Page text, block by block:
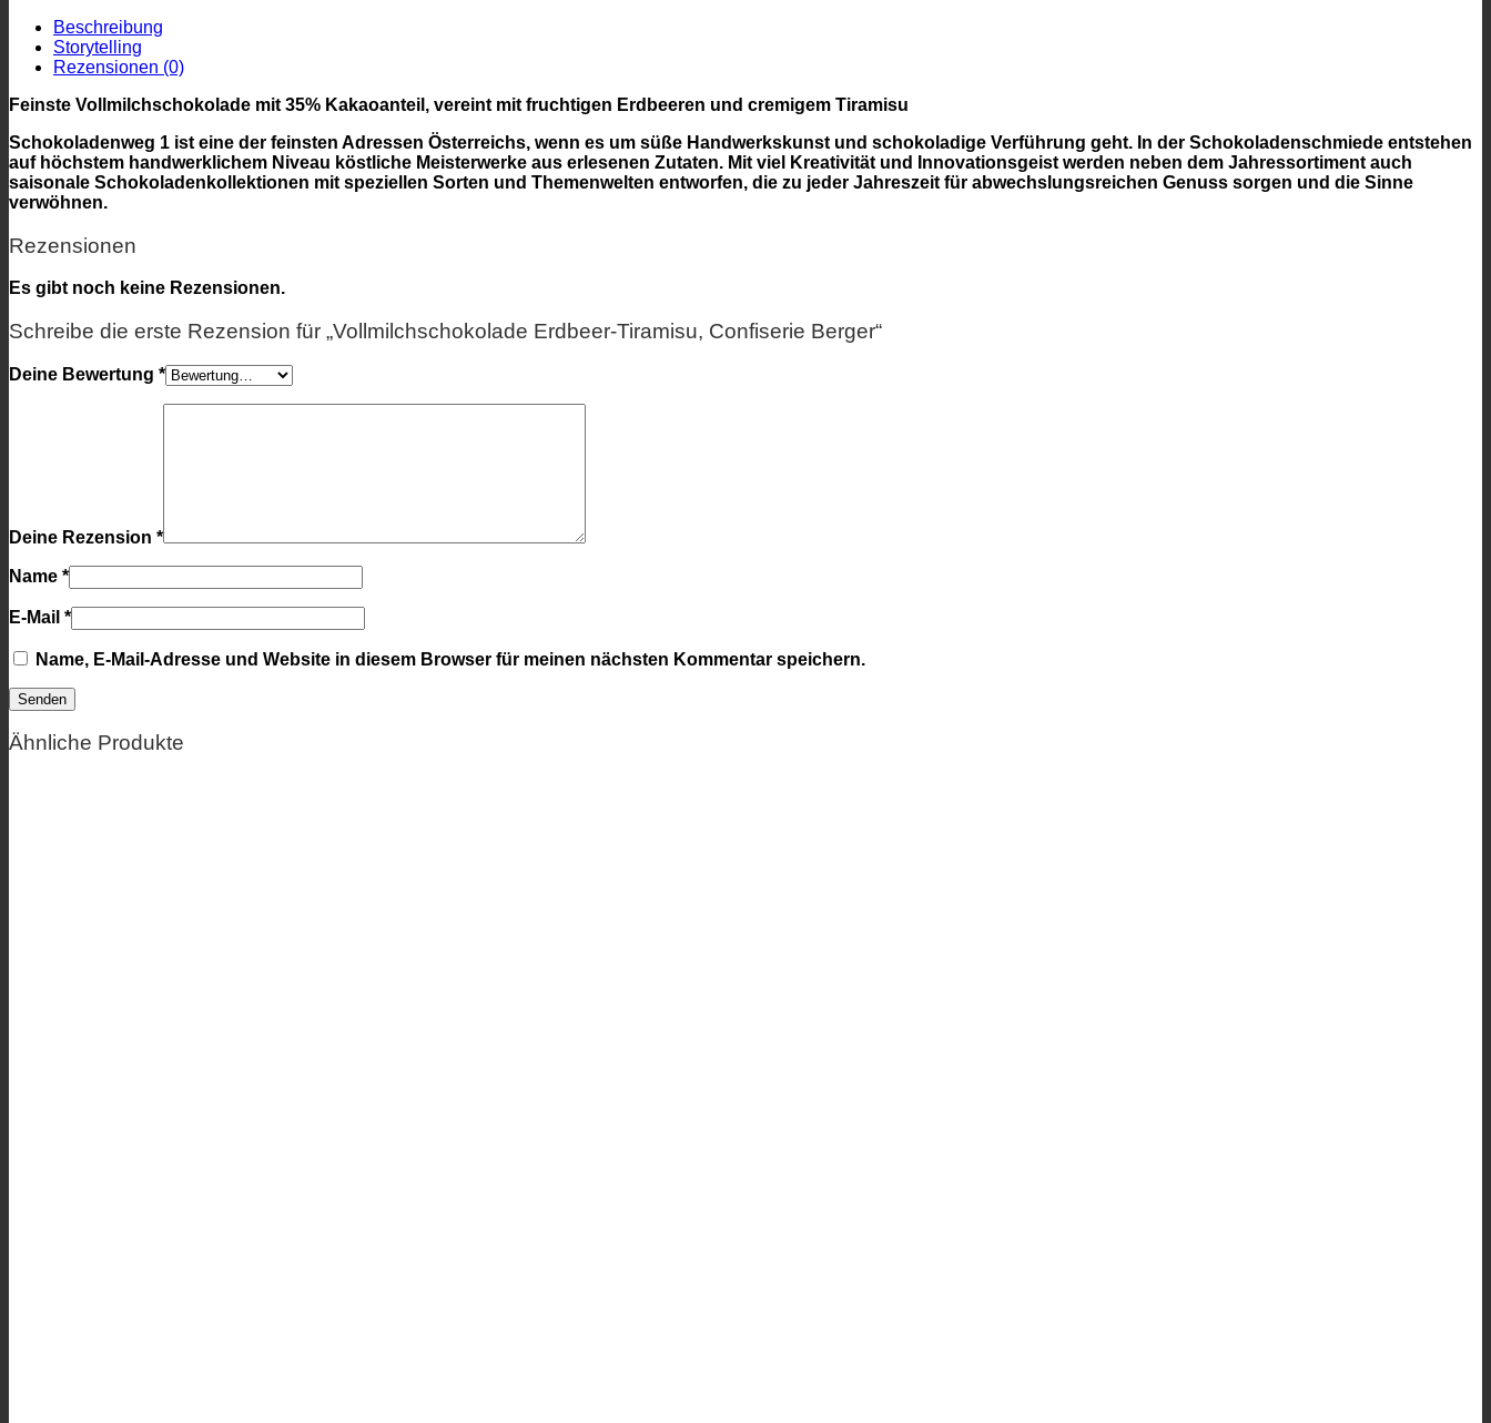
Beschreibung
Storytelling
Rezensionen (0)
Feinste Vollmilchschokolade mit 35% Kakaoanteil, vereint mit fruchtigen Erdbeeren und cremigem Tiramisu
Schokoladenweg 1 ist eine der feinsten Adressen Österreichs, wenn es um süße Handwerkskunst und schokoladige Verführung geht. In der Schokoladenschmiede entstehen
auf höchstem handwerklichem Niveau köstliche Meisterwerke aus erlesenen Zutaten. Mit viel Kreativität und Innovationsgeist werden neben dem Jahressortiment auch
saisonale Schokoladenkollektionen mit speziellen Sorten und Themenwelten entworfen, die zu jeder Jahreszeit für abwechslungsreichen Genuss sorgen und die Sinne
verwöhnen.
Rezensionen
Es gibt noch keine Rezensionen.
Schreibe die erste Rezension für „Vollmilchschokolade Erdbeer-Tiramisu, Confiserie Berger“
Deine Bewertung *
Deine Rezension *
Name *
E-Mail *
Name, E-Mail-Adresse und Website in diesem Browser für meinen nächsten Kommentar speichern.
Ähnliche Produkte